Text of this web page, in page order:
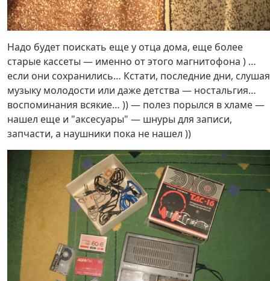
Надо будет поискать еще у отца дома, еще более
старые кассеты — именно от этого магнитофона ) …
если они сохранились… Кстати, последние дни, слушая
музыку молодости или даже детства — ностальгия…
воспоминания всякие… )) — полез порылся в хламе —
нашел еще и "аксесуары" — шнуры для записи,
запчасти, а наушники пока не нашел ))